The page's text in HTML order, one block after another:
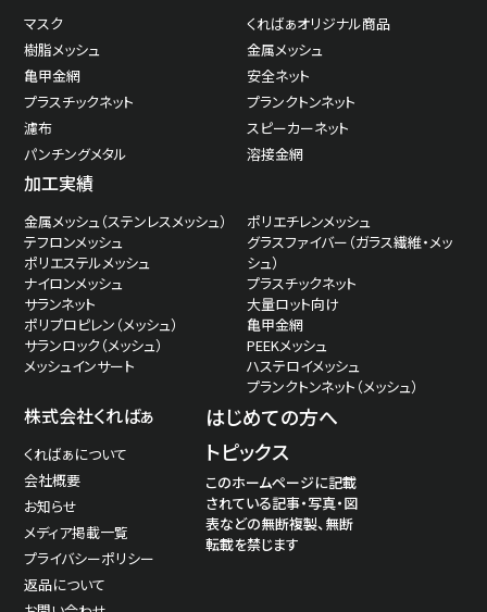
マスク
くればぁオリジナル商品
樹脂メッシュ
金属メッシュ
亀甲金網
安全ネット
プラスチックネット
プランクトンネット
濾布
スピーカーネット
パンチングメタル
溶接金網
加工実績
金属メッシュ（ステンレスメッシュ）
テフロンメッシュ
ポリエステルメッシュ
ナイロンメッシュ
サランネット
ポリプロピレン（メッシュ）
サランロック（メッシュ）
メッシュインサート
ポリエチレンメッシュ
グラスファイバー（ガラス繊維・メッ
シュ）
プラスチックネット
大量ロット向け
亀甲金網
PEEKメッシュ
ハステロイメッシュ
プランクトンネット（メッシュ）
株式会社くればぁ
くればぁについて
会社概要
お知らせ
メディア掲載一覧
プライバシーポリシー
返品について
はじめての方へ
トピックス
このホームページに記載
されている記事・写真・図
表などの無断複製、無断
転載を禁じます